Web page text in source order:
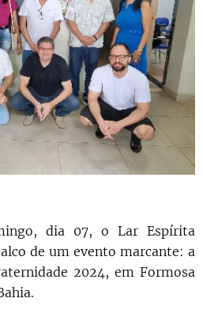
dia 07, o Lar Espírita
de um evento marcante: a
2024, em Formosa